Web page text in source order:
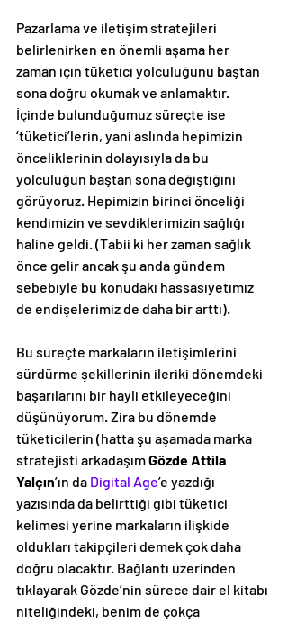
Pazarlama ve iletişim stratejileri
belirlenirken en önemli aşama her
zaman için tüketici yolculuğunu baştan
sona doğru okumak ve anlamaktır.
İçinde bulunduğumuz süreçte ise
‘tüketici’lerin, yani aslında hepimizin
önceliklerinin dolayısıyla da bu
yolculuğun baştan sona değiştiğini
görüyoruz. Hepimizin birinci önceliği
kendimizin ve sevdiklerimizin sağlığı
haline geldi. (Tabii ki her zaman sağlık
önce gelir ancak şu anda gündem
sebebiyle bu konudaki hassasiyetimiz
de endişelerimiz de daha bir arttı).
Bu süreçte markaların iletişimlerini
sürdürme şekillerinin ileriki dönemdeki
başarılarını bir hayli etkileyeceğini
düşünüyorum. Zira bu dönemde
tüketicilerin (hatta şu aşamada marka
stratejisti arkadaşım Gözde Attila
Yalçın’ın da Digital Age’e yazdığı
yazısında da belirttiği gibi tüketici
kelimesi yerine markaların ilişkide
oldukları takipçileri demek çok daha
doğru olacaktır. Bağlantı üzerinden
tıklayarak Gözde’nin sürece dair el kitabı
niteliğindeki, benim de çokça